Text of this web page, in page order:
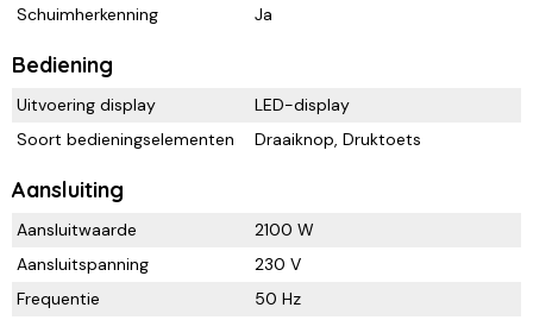
Schuimherkenning
Ja
Bediening
Uitvoering display
LED-display
Soort bedieningselementen
Draaiknop, Druktoets
Aansluiting
Aansluitwaarde
2100 W
Aansluitspanning
230 V
Frequentie
50 Hz